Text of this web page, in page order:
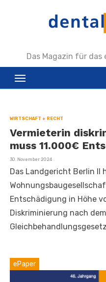
Das Magazin für
WIRTSCHAFT + RECHT
Vermieterin
muss 11.000€
Veröffentlicht
30. November 2024
Das Landgericht Berlin II
Entschädigung in Höhe
Diskriminierung nach
ePaper